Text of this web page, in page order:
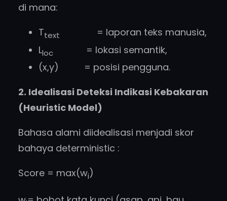
di mana:
Ttext
= laporan teks manusia,
Lloc = lokasi semantik,
(x,y) = posisi pengguna.
2. Idealisasi Deteksi Indikasi Kebakaran
(Heuristic Model)
Bahasa alami diidealisasi menjadi skor
bahaya deterministic :
Score = max(wi)